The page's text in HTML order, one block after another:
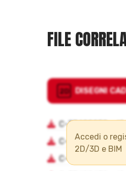
FILE
Accedi o
2D/3D e BIM